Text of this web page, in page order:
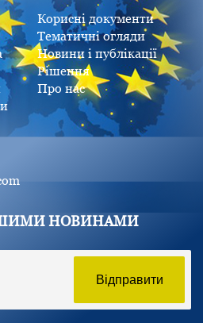
Корисні документи
Тематичні огляди
Новини і публікації
Рішення
Про нас
НОВИНАМИ